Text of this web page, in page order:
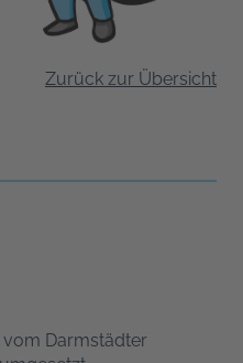
Zurück zur Übersicht
vom Darmstädter